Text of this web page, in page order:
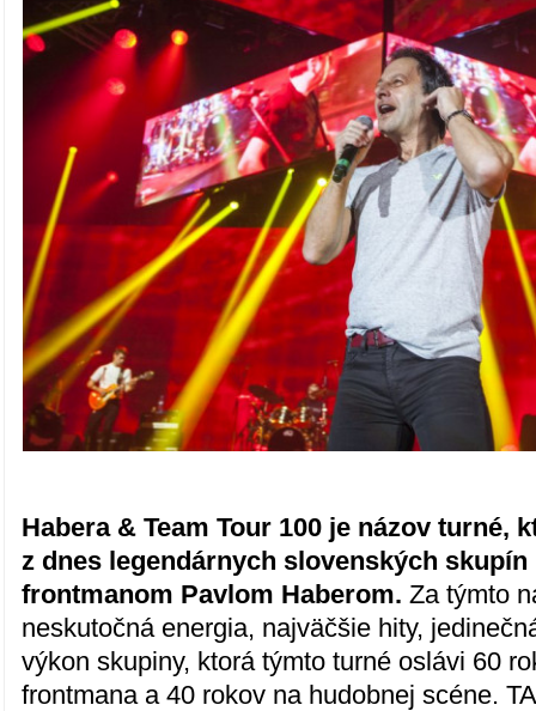
Habera & Team Tour 100 je názov turné,
z dnes legendárnych slovenských skupín
frontmanom Pavlom Haberom.Za týmto
neskutočná energia, najväčšie hity,
výkon skupiny, ktorá týmto turné oslávi 60
frontmana a 40 rokov na hudobnej scéne.